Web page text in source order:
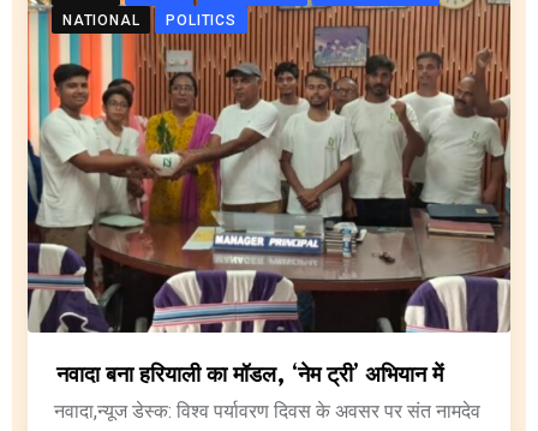
NATIONAL
POLITICS
नवादा बना हरियाली का मॉडल, ‘नेम ट्री’ अभियान में
नवादा,न्यूज डेस्क: विश्व पर्यावरण दिवस के अवसर पर संत नामदेव